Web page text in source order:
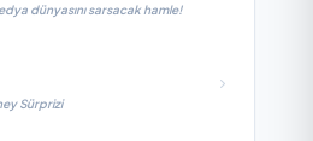
dünyasını sarsacak hamle!
Sürprizi